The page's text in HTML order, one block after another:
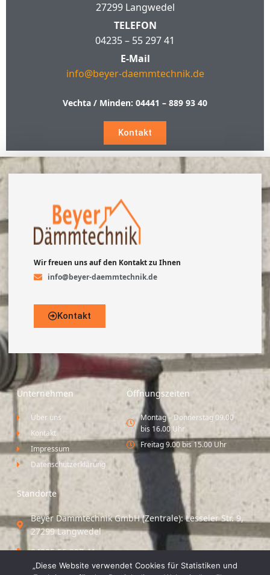
27299 Langwedel
TELEFON
04235 – 55 297 41
E-Mail
info@beyer-daemmtechnik.de
Vechta / Minden: 04441 – 889 93 40
Kontakt
Wir freuen uns auf den Kontakt zu Ihnen
info@beyer-daemmtechnik.de
Kontakt
Unternehmen
Über uns
Kontakt
Impressum
Datenschutzerklärung
Öffnungszeiten
Montag – Donnerstag 09.00
bis 16.00 Uhr
Freitag 9.00 bis 15.00 Uhr
Standorte
Beyer Dämmtechnik GmbH (Zentrale): Lesseler Str. 9,
27299 Langwedel
04235 55 297 41
Standort Vechta / Minden: Osloer Straße 21 49377
„Diese Website verwendet Cookies für Statistiken und